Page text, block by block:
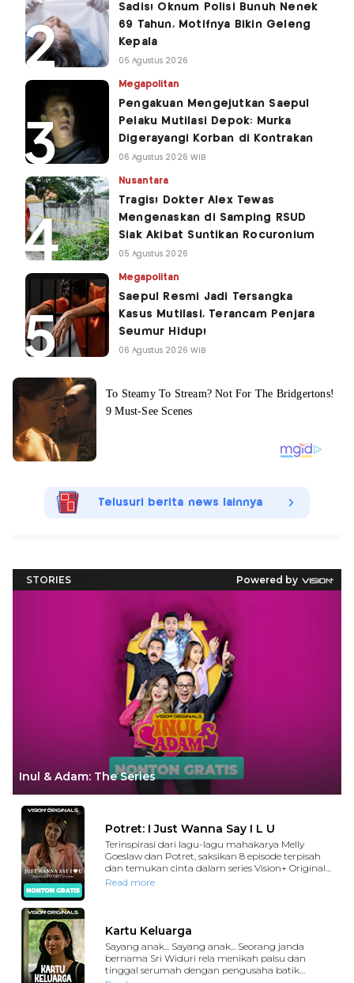
Sadis! Oknum Polisi Bunuh Nenek
69 Tahun, Motifnya Bikin Geleng
Kepala
05 Agustus 2026
Megapolitan
Pengakuan Mengejutkan Saepul
Pelaku Mutilasi Depok: Murka
Digerayangi Korban di Kontrakan
06 Agustus 2026 WIB
Nusantara
Tragis! Dokter Alex Tewas
Mengenaskan di Samping RSUD
Siak Akibat Suntikan Rocuronium
05 Agustus 2026
Megapolitan
Saepul Resmi Jadi Tersangka
Kasus Mutilasi, Terancam Penjara
Seumur Hidup!
06 Agustus 2026 WIB
Telusuri berita news lainnya